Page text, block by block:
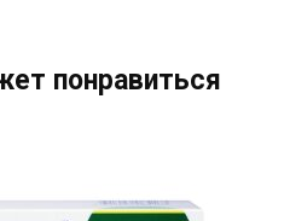
понравиться